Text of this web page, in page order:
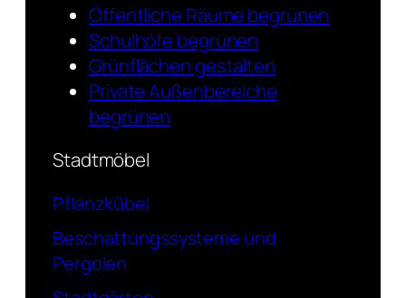
Öffentliche Räume begrünen
Schulhöfe begrünen
Grünflächen gestalten
Private Außenbereiche
begrünen
Stadtmöbel
Pflanzkübel
Beschattungssysteme und
Pergolen